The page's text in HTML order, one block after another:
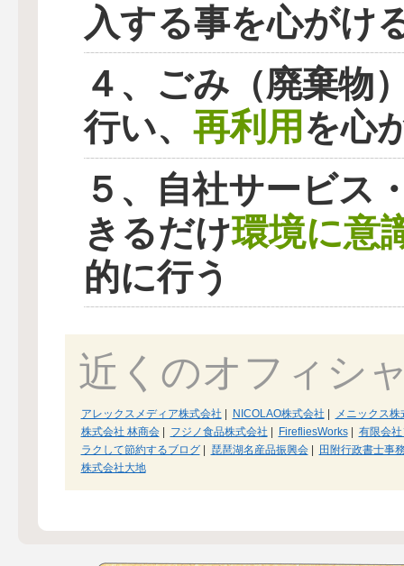
入する事を心がけ
４、ごみ（廃棄物
行い、 再利用 を心
５、自社サービス
きるだけ環境に意
的に行う
近くのオフィシ
アレックスメディア株式会社 | NICOLAO株式会社 |
メニックス株
株式会社 林商会| フジノ食品株式会社 | FirefliesWorks| 有限会
ラクして節約するブログ| 琵琶湖名産品振興会| 田附行政書士事
株式会社大地